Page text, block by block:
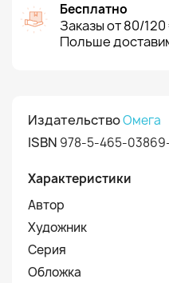
Бесплатно
Заказы от 80/120
Польше
ИздательствоОмега
ISBN 978-5-465-
Характеристики
Автор
Художник
Серия
Обложка